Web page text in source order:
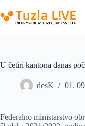
to
content
U četiri kantona danas
desK 01.
Federalno ministarstvo